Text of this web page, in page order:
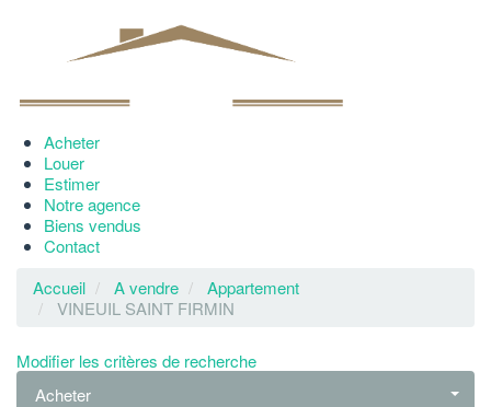
Acheter
Louer
Estimer
Notre agence
Biens vendus
Contact
Accueil
A vendre
Appartement
VINEUIL SAINT FIRMIN
Modifier les critères de recherche
Acheter